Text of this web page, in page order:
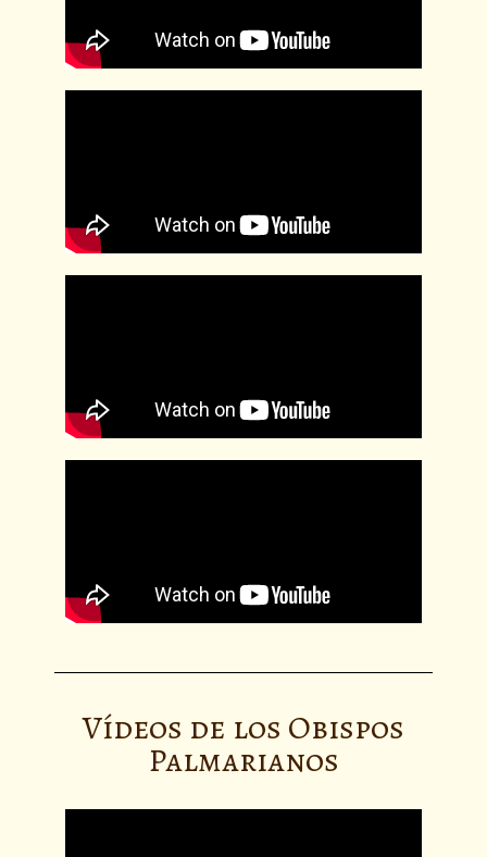
Vídeos de los Obispos
Palmarianos